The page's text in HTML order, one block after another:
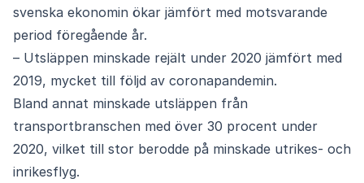
svenska ekonomin ökar jämfört med motsvarande
period föregående år.
– Utsläppen minskade rejält under 2020 jämfört med
2019, mycket till följd av coronapandemin.
Bland annat minskade utsläppen från
transportbranschen med över 30 procent under
2020, vilket till stor berodde på minskade utrikes- och
inrikesflyg.